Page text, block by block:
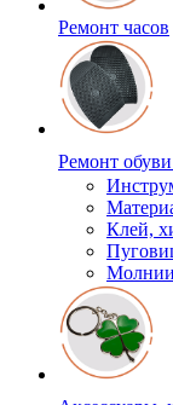
Ремонт часов
Ремонт обуви
Клей,